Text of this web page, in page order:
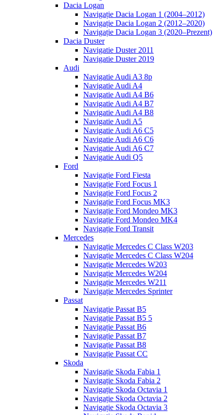
Dacia Logan
Navigație Dacia Logan 1 (2004–2012)
Navigație Dacia Logan 2 (2012–2020)
Navigație Dacia Logan 3 (2020–Prezent)
Dacia Duster
Navigatie Duster 2011
Navigatie Duster 2019
Audi
Navigatie Audi A3 8p
Navigatie Audi A4
Navigatie Audi A4 B6
Navigatie Audi A4 B7
Navigatie Audi A4 B8
Navigatie Audi A5
Navigatie Audi A6 C5
Navigatie Audi A6 C6
Navigatie Audi A6 C7
Navigatie Audi Q5
Ford
Navigație Ford Fiesta
Navigație Ford Focus 1
Navigație Ford Focus 2
Navigație Ford Focus MK3
Navigație Ford Mondeo MK3
Navigație Ford Mondeo MK4
Navigație Ford Transit
Mercedes
Navigație Mercedes C Class W203
Navigație Mercedes C Class W204
Navigație Mercedes W203
Navigație Mercedes W204
Navigație Mercedes W211
Navigație Mercedes Sprinter
Passat
Navigație Passat B5
Navigație Passat B5 5
Navigație Passat B6
Navigație Passat B7
Navigație Passat B8
Navigație Passat CC
Skoda
Navigație Skoda Fabia 1
Navigație Skoda Fabia 2
Navigație Skoda Octavia 1
Navigație Skoda Octavia 2
Navigație Skoda Octavia 3